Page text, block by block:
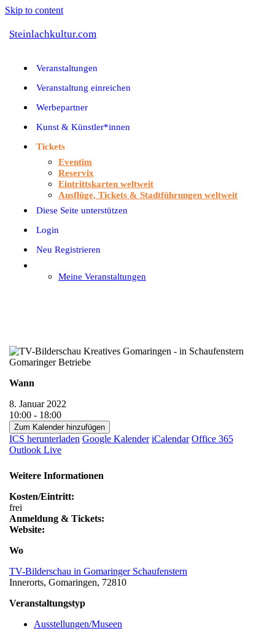
Skip to content
Steinlachkultur.com
Veranstaltungen
Veranstaltung einreichen
Werbepartner
Kunst & Künstler*innen
Tickets
Eventim
Reservix
Eintrittskarten weltweit
Ausflüge, Tickets & Stadtführungen weltweit
Diese Seite unterstützen
Login
Neu Registrieren
Meine Veranstaltungen
Wann
8. Januar 2022
10:00 - 18:00
Zum Kalender hinzufügen
ICS herunterladen Google Kalender iCalendar Office 365
Outlook Live
Weitere Informationen
Kosten/Eintritt:
frei
Anmeldung & Tickets:
Website:
Wo
TV-Bilderschau in Gomaringer Schaufenstern
Innerorts, Gomaringen, 72810
Veranstaltungstyp
Ausstellungen/Museen